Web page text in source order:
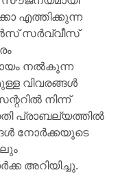
എത്തിക്കുന്ന
സർവ്വീസ്
നൽകുന്ന
വിവരങ്ങൾ
നിന്ന്
പ്രാബല്യത്തിൽ
നോർക്കയുടെ
അറിയിച്ചു.